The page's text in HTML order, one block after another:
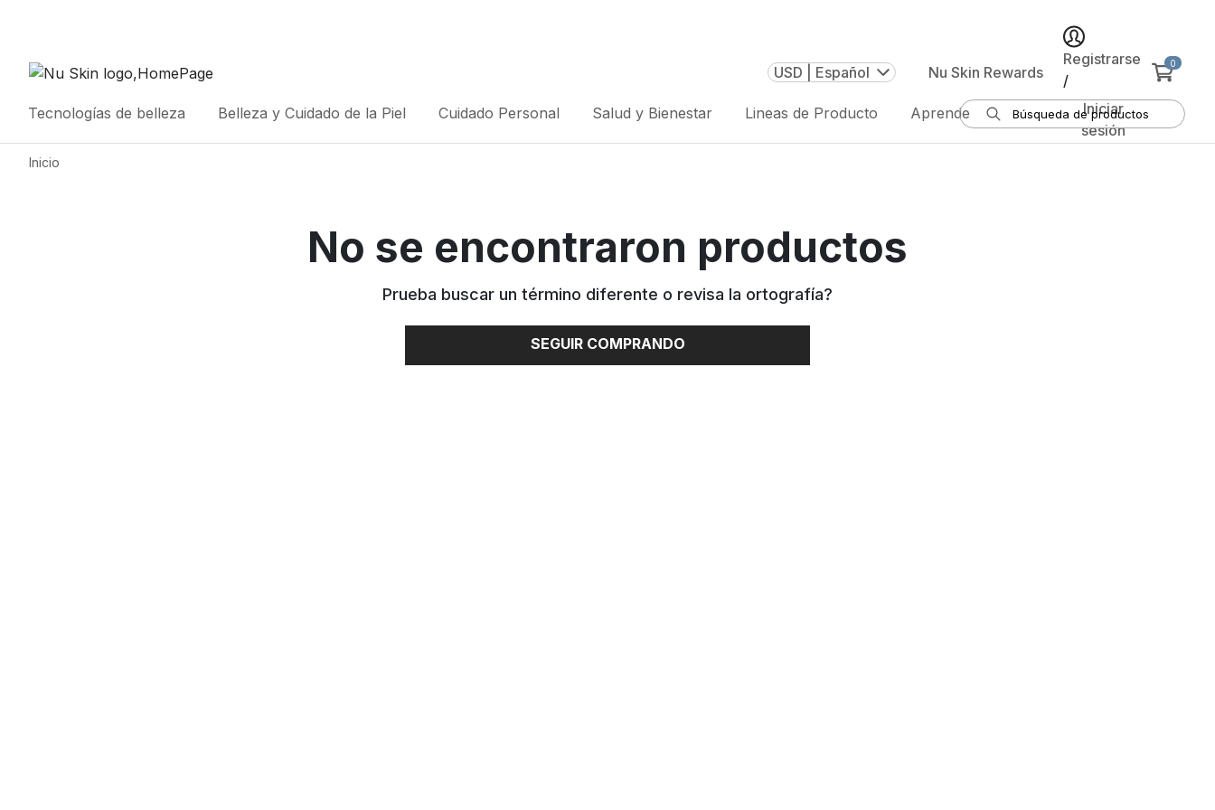
USD | Español Nu Skin Rewards
Registrarse
/
Iniciar
sesión
0
Tecnologías de belleza Belleza y Cuidado de la Piel Cuidado Personal Salud y Bienestar Lineas de Producto Aprende
Inicio
No se encontraron productos
Prueba buscar un término diferente o revisa la ortografía?
SEGUIR COMPRANDO